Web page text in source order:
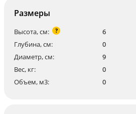
Размеры
Высота, см: ?
6
Глубина, см:
0
Диаметр, см:
9
Вес, кг:
0
Объем, м3:
0